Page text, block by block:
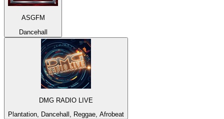
ASGFM
Dancehall
DMG RADIO LIVE
Plantation, Dancehall, Reggae, Afrobeat